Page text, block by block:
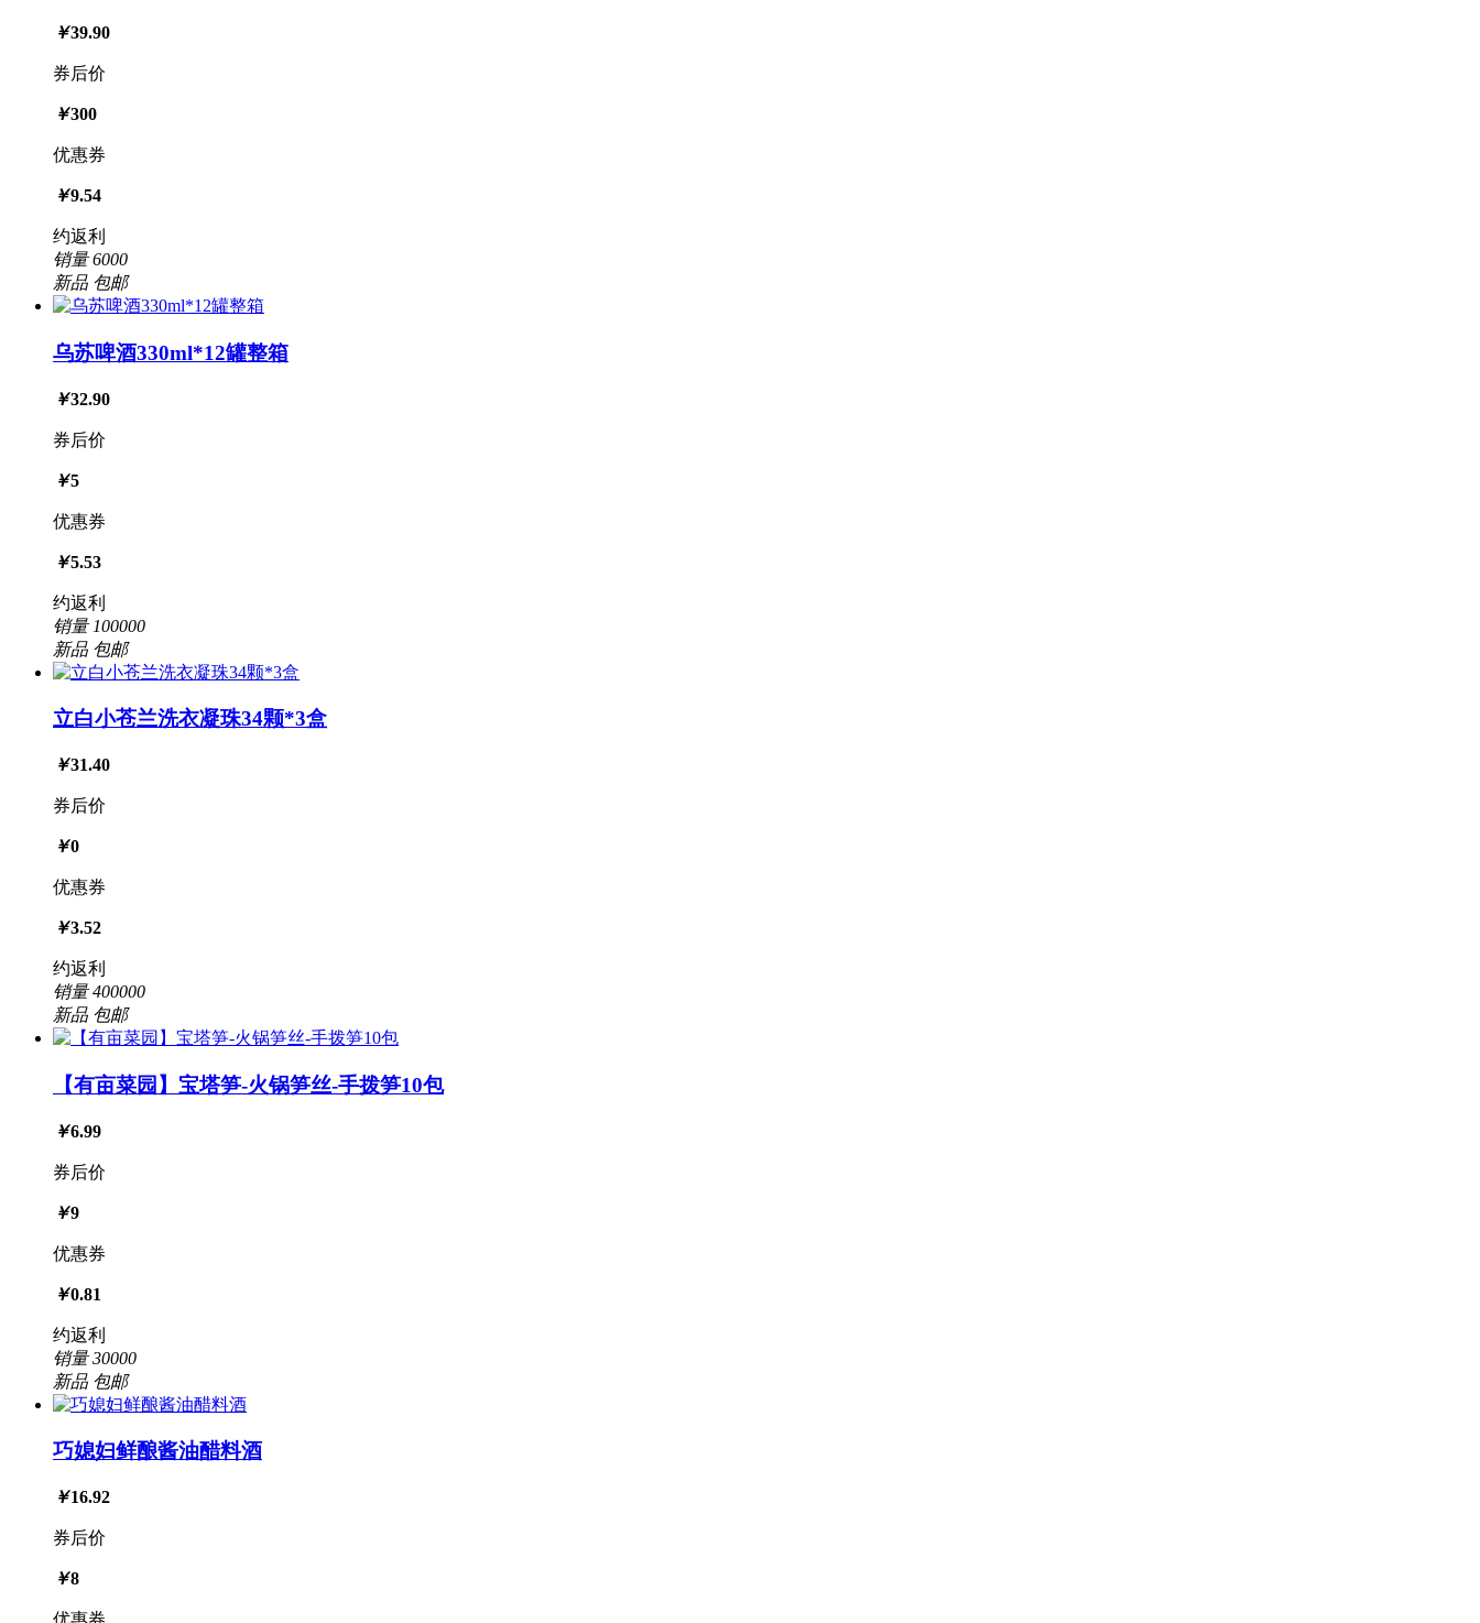
￥39.90
券后价
￥300
优惠券
￥9.54
约返利
销量6000
新品 包邮
乌苏啤酒330ml*12罐整箱
￥32.90
券后价
￥5
优惠券
￥5.53
约返利
销量 100000
新品 包邮
立白小苍兰洗衣凝珠34颗*3盒
￥31.40
券后价
￥0
优惠券
￥3.52
约返利
销量400000
新品 包邮
【有亩菜园】宝塔笋-火锅笋丝-手拨笋10包
￥6.99
券后价
￥9
优惠券
￥0.81
约返利
销量30000
新品 包邮
巧媳妇鲜酿酱油醋料酒
￥16.92
券后价
￥8
优惠券